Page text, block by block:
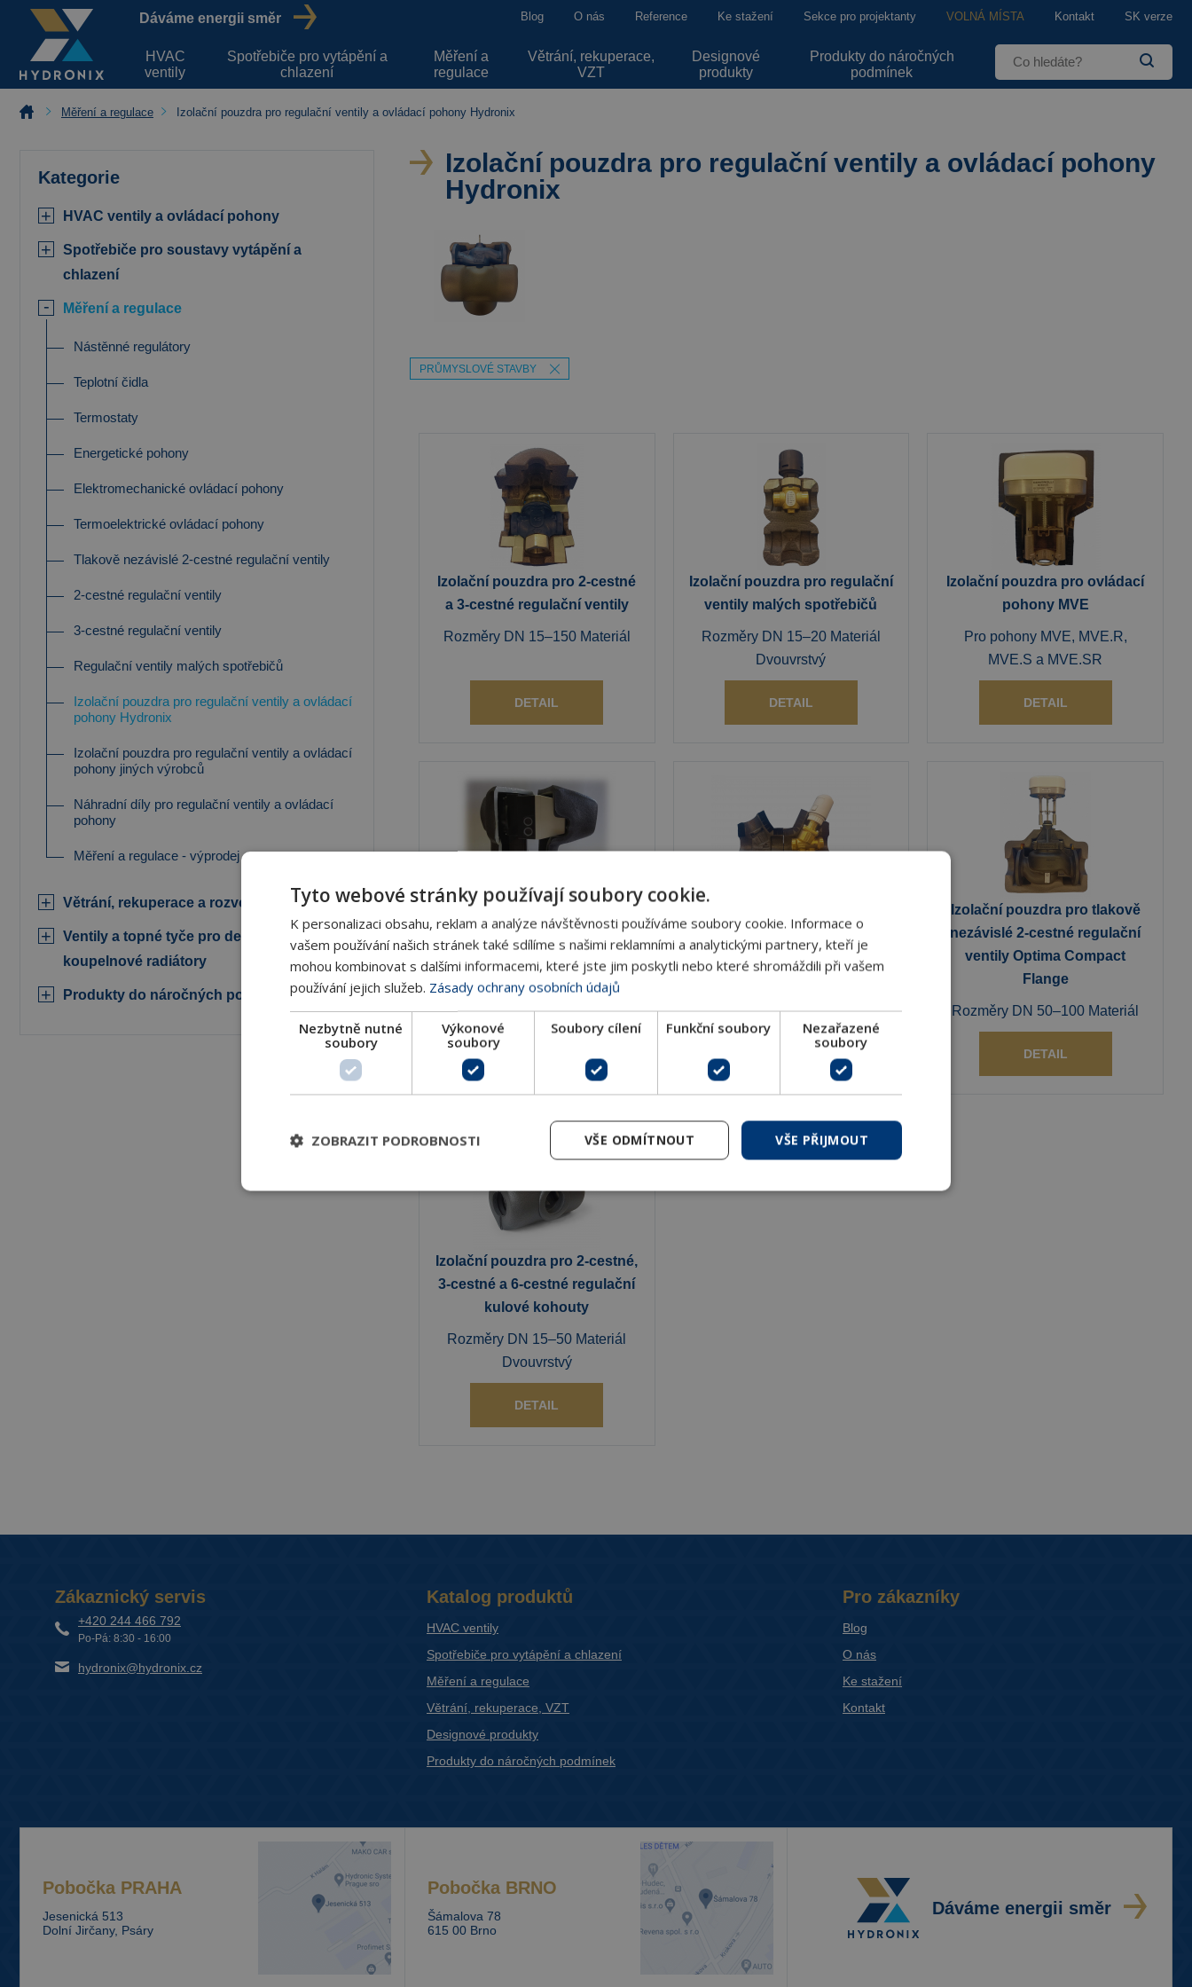
Dáváme energii směr Blog O nás Reference Ke stažení Sekce pro projektanty VOLNÁ MÍSTA Kontakt SK verze
HVAC
ventily
Spotřebiče pro vytápění a
chlazení
Měření a
regulace
Větrání, rekuperace,
VZT
Designové
produkty
Produkty do náročných
podmínek
Měření a regulace Izolační pouzdra pro regulační ventily a ovládací pohony Hydronix
Kategorie
HVAC ventily a ovládací pohony
Spotřebiče pro soustavy vytápění a
chlazení
Měření a regulace
Nástěnné regulátory
Teplotní čidla
Termostaty
Energetické pohony
Elektromechanické ovládací pohony
Termoelektrické ovládací pohony
Tlakově nezávislé 2-cestné regulační ventily
2-cestné regulační ventily
3-cestné regulační ventily
Regulační ventily malých spotřebičů
Izolační pouzdra pro regulační ventily a ovládací
pohony Hydronix
Izolační pouzdra pro regulační ventily a ovládací
pohony jiných výrobců
Náhradní díly pro regulační ventily a ovládací
pohony
Měření a regulace - výprodej
Větrání, rekuperace a rozvody VZT
Ventily a topné tyče pro designové (nejen)
koupelnové radiátory
Produkty do náročných podmínek
Izolační pouzdra pro regulační ventily a ovládací pohony
Hydronix
PRŮMYSLOVÉ STAVBY
Izolační pouzdra pro 2-cestné
a 3-cestné regulační ventily
Rozměry DN 15–150 Materiál
DETAIL
Izolační pouzdra pro regulační
ventily malých spotřebičů
Rozměry DN 15–20 Materiál
Dvouvrstvý
DETAIL
Izolační pouzdra pro ovládací
pohony MVE
Pro pohony MVE, MVE.R,
MVE.S a MVE.SR
DETAIL
Izolační pouzdra pro ovládací
pohony MVH3K
Pro pohony MVHE3K Materiál
nezávislé 2-cestné regulační
ventily Optima Compact
Dvouvrstvý
Izolační pouzdra pro tlakově
nezávislé 2-cestné regulační
ventily Optima Compact
Flange
Rozměry DN 50–100 Materiál
DETAIL
Izolační pouzdra pro 2-cestné,
3-cestné a 6-cestné regulační
kulové kohouty
Rozměry DN 15–50 Materiál
Dvouvrstvý
DETAIL
Zákaznický servis
+420 244 466 792
Po-Pá: 8:30 - 16:00
hydronix@hydronix.cz
Katalog produktů
HVAC ventily
Spotřebiče pro vytápění a chlazení
Měření a regulace
Větrání, rekuperace, VZT
Designové produkty
Produkty do náročných podmínek
Pro zákazníky
Blog
O nás
Ke stažení
Kontakt
Pobočka PRAHA
Jesenická 513
Dolní Jirčany, Psáry
Pobočka BRNO
Šámalova 78
615 00 Brno
Dáváme energii směr
Tyto webové stránky používají soubory cookie.
K personalizaci obsahu, reklam a analýze návštěvnosti používáme soubory cookie. Informace o
vašem používání našich stránek také sdílíme s našimi reklamními a analytickými partnery, kteří je
mohou kombinovat s dalšími informacemi, které jste jim poskytli nebo které shromáždili při vašem
používání jejich služeb. Zásady ochrany osobních údajů
Nezbytně nutné
soubory
Výkonové
soubory
Soubory cílení Funkční soubory
Nezařazené
soubory
VŠE PŘIJMOUT
VŠE ODMÍTNOUT
ZOBRAZIT PODROBNOSTI